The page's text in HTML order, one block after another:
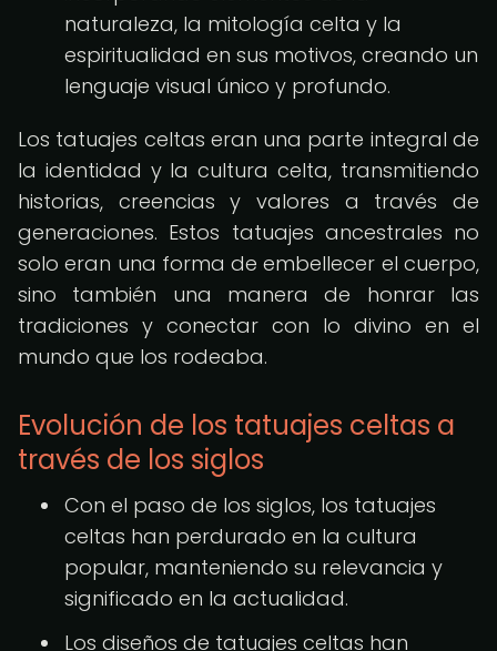
naturaleza, la mitología celta y la
espiritualidad en sus motivos, creando un
lenguaje visual único y profundo.
Los tatuajes celtas eran una parte integral de
la identidad y la cultura celta, transmitiendo
historias, creencias y valores a través de
generaciones. Estos tatuajes ancestrales no
solo eran una forma de embellecer el cuerpo,
sino también una manera de honrar las
tradiciones y conectar con lo divino en el
mundo que los rodeaba.
Evolución de los tatuajes celtas a
través de los siglos
Con el paso de los siglos, los tatuajes
celtas han perdurado en la cultura
popular, manteniendo su relevancia y
significado en la actualidad.
Los diseños de tatuajes celtas han